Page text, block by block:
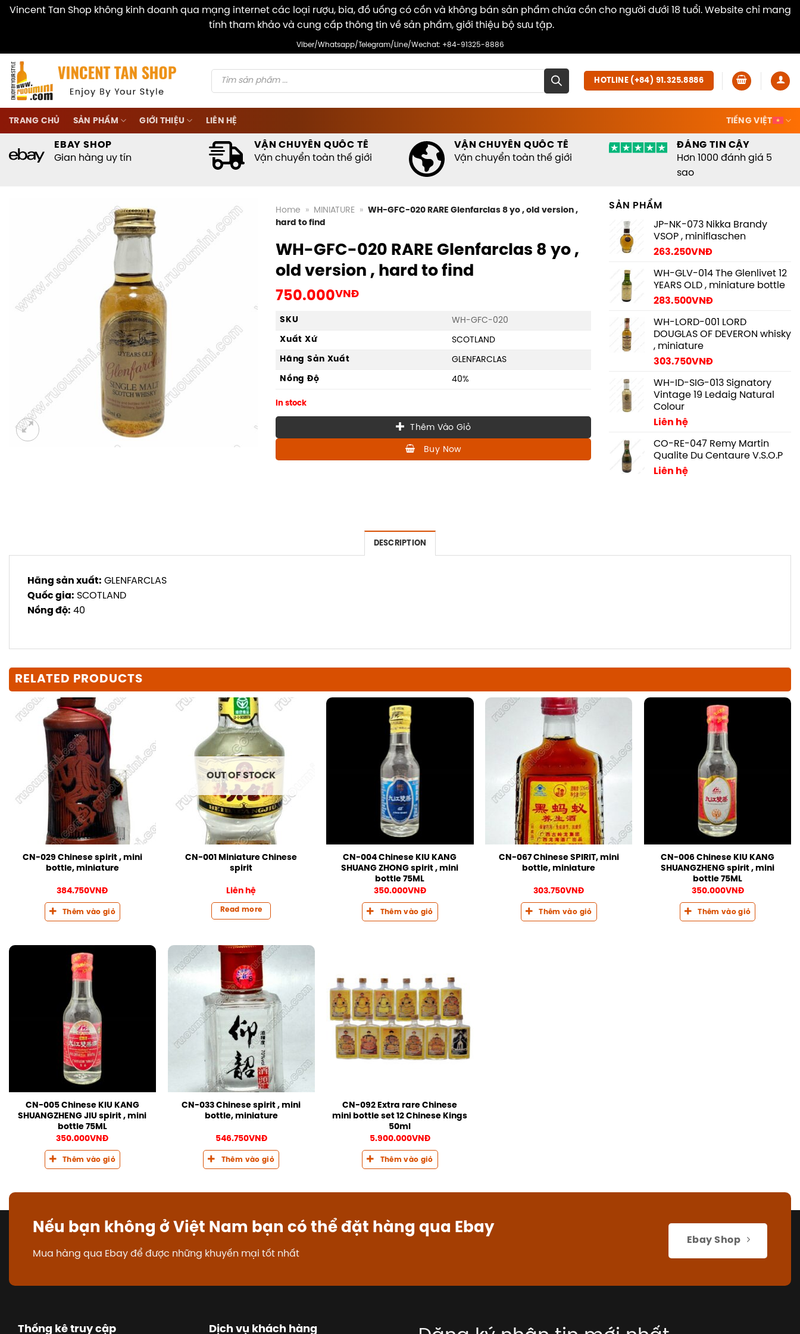
Vincent Tan Shop không kinh doanh qua mạng internet các loại rượu, bia, đồ uống có cồn và không bán sản phẩm chứa cồn cho người dưới 18 tuổi. Website chỉ mang
tính tham khảo và cung cấp thông tin về sản phẩm, giới thiệu bộ sưu tập.
content
Viber/Whatsapp/Telegram/Line/Wechat: +84-91325-8886
Products
search
HOTLINE (+84) 91.325.8886
TRANG CHỦ SẢN PHẨM GIỚI THIỆU LIÊN HỆ TIẾNG VIỆT
EBAY SHOP
Gian hàng uy tín
VẬN CHUYỂN QUỐC TẾ
Vận chuyển toàn thế giới
VẬN CHUYỂN QUỐC TẾ
Vận chuyển toàn thế giới
ĐÁNG TIN CẬY
Hơn 1000 đánh giá 5
sao
Home » MINIATURE » WH-GFC-020 RARE Glenfarclas 8 yo , old version ,
hard to find
WH-GFC-020 RARE Glenfarclas 8 yo ,
old version , hard to find
750.000VNĐ
SKU
WH-GFC-020
Xuất Xứ
SCOTLAND
Hãng Sản Xuất
GLENFARCLAS
Nồng Độ
40%
In stock
Thêm Vào Giỏ
Buy Now
SẢN PHẨM
JP-NK-073 Nikka Brandy
VSOP , miniflaschen
263.250VNĐ
WH-GLV-014 The Glenlivet 12
YEARS OLD , miniature bottle
283.500VNĐ
WH-LORD-001 LORD
DOUGLAS OF DEVERON whisky
, miniature
303.750VNĐ
WH-ID-SIG-013 Signatory
Vintage 19 Ledaig Natural
Colour
Liên hệ
CO-RE-047 Remy Martin
Qualite Du Centaure V.S.O.P
Liên hệ
DESCRIPTION
Hãng sản xuất: GLENFARCLAS
Quốc gia: SCOTLAND
Nồng độ: 40
RELATED PRODUCTS
CN-029 Chinese spirit , mini
bottle, miniature
384.750VNĐ
Thêm vào giỏ
OUT OF STOCK
CN-001 Miniature Chinese
spirit
Liên hệ
Read more
CN-004 Chinese KIU KANG
SHUANG ZHONG spirit , mini
bottle 75ML
350.000VNĐ
Thêm vào giỏ
CN-067 Chinese SPIRIT, mini
bottle, miniature
303.750VNĐ
Thêm vào giỏ
CN-006 Chinese KIU KANG
SHUANGZHENG spirit , mini
bottle 75ML
350.000VNĐ
Thêm vào giỏ
CN-005 Chinese KIU KANG
SHUANGZHENG JIU spirit , mini
bottle 75ML
350.000VNĐ
Thêm vào giỏ
CN-033 Chinese spirit , mini
bottle, miniature
546.750VNĐ
Thêm vào giỏ
CN-092 Extra rare Chinese
mini bottle set 12 Chinese Kings
50ml
5.900.000VNĐ
Thêm vào giỏ
Nếu bạn không ở Việt Nam bạn có thể đặt hàng qua Ebay
Mua hàng qua Ebay để được những khuyến mại tốt nhất
Ebay Shop
Thống kê truy cập Dịch vụ khách hàng